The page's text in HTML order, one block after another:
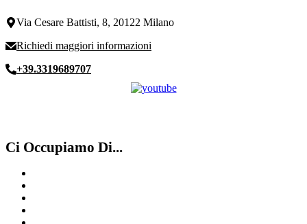
Via Cesare Battisti, 8, 20122 Milano
Richiedi maggiori informazioni
+39.3319689707
Ci Occupiamo Di...